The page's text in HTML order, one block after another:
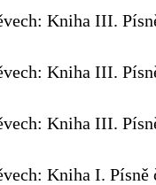
Kniha III.
Kniha III.
Kniha III.
Kniha I. Písně